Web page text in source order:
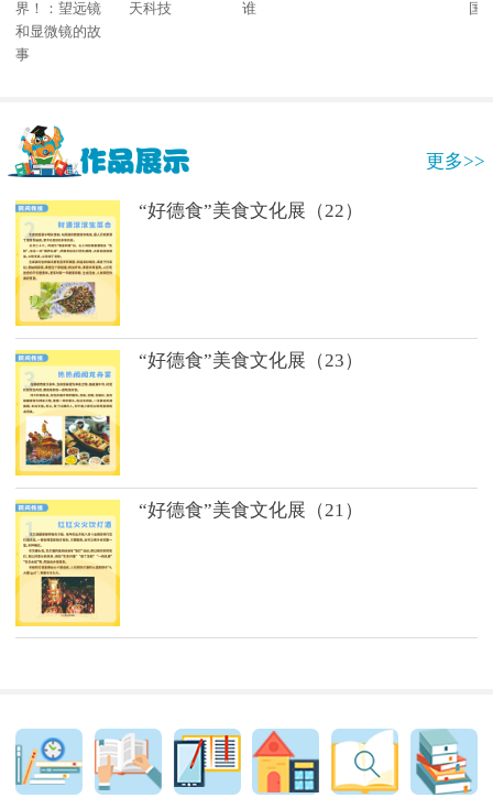
界！：望远镜
和显微镜的故
事
天科技
谁
国
更多>>
“好德食”美食文化展（22）
“好德食”美食文化展（23）
“好德食”美食文化展（21）